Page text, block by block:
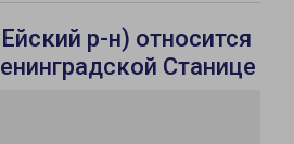
р-н) относится
Станице